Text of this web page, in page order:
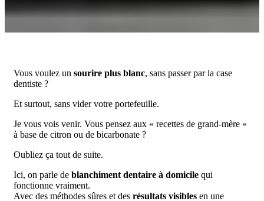
Vous voulez un sourire plus blanc, sans passer par la case
dentiste ?
Et surtout, sans vider votre portefeuille.
Je vous vois venir. Vous pensez aux « recettes de grand-mère »
à base de citron ou de bicarbonate ?
Oubliez ça tout de suite.
Ici, on parle de blanchiment dentaire à domicile qui
fonctionne vraiment.
Avec des méthodes sûres et des résultats visibles en une